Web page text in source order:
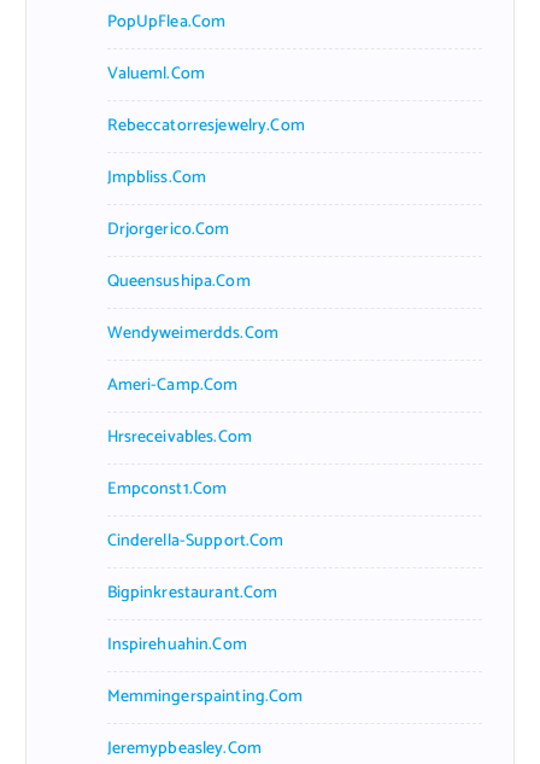
PopUpFlea.com
Valueml.com
Rebeccatorresjewelry.com
Jmpbliss.com
Drjorgerico.com
Queensushipa.com
Wendyweimerdds.com
Ameri-Camp.com
Hrsreceivables.com
Empconst1.com
Cinderella-Support.com
Bigpinkrestaurant.com
Inspirehuahin.com
Memmingerspainting.com
Jeremypbeasley.com